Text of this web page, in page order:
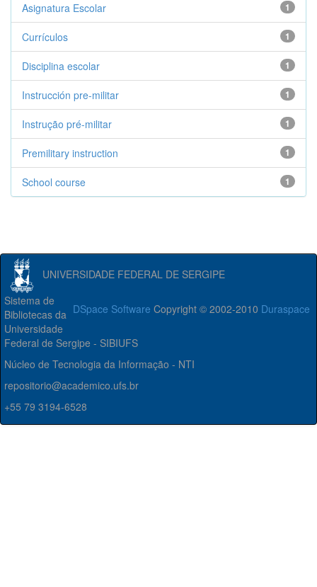
1
Asignatura Escolar
1
Currículos
1
Disciplina escolar
1
Instrucción pre-militar
1
Instrução pré-militar
1
Premilitary instruction
1
School course
UNIVERSIDADE FEDERAL DE SERGIPE
DSpace Software Copyright © 2002-2010 Duraspace
Sistema de
Bibliotecas da
Universidade
Federal de Sergipe - SIBIUFS
Núcleo de Tecnologia da Informação - NTI
repositorio@academico.ufs.br
+55 79 3194-6528